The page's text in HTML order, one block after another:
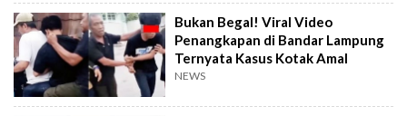
Bukan Begal! Viral Video
Penangkapan di Bandar Lampung
Ternyata Kasus Kotak Amal
NEWS